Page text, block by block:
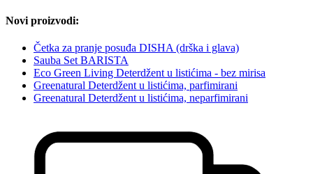
Novi proizvodi:
Četka za pranje posuđa DISHA (drška i glava)
Sauba Set BARISTA
Eco Green Living Deterdžent u listićima - bez mirisa
Greenatural Deterdžent u listićima, parfimirani
Greenatural Deterdžent u listićima, neparfimirani